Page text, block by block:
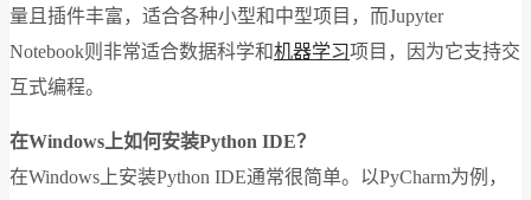
量且插件丰富，适合各种小型和中型项目，而Jupyter
Notebook则非常适合数据科学和机器学习项目，因为它支持交
互式编程。
在Windows上如何安装Python IDE？
在Windows上安装Python IDE通常很简单。以PyCharm为例，